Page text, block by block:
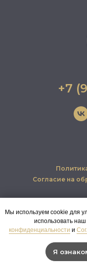
+7
Согласие на
Мы используем cookie для
использовать
конфиденциальности и
Я